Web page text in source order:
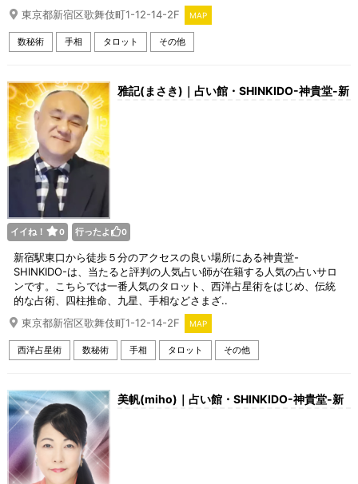
東京都新宿区歌舞伎町1-12-14-2F
MAP
数秘術 手相 タロット その他
雅記(まさき)｜占い館・SHINKIDO-神貴堂-新
イイね！ 0 行ったよ 0
新宿駅東口から徒歩５分のアクセスの良い場所にある神貴堂-
SHINKIDO-は、当たると評判の人気占い師が在籍する人気の占いサロ
ンです。こちらでは一番人気のタロット、西洋占星術をはじめ、伝統
的な占術、四柱推命、九星、手相などさまざ..
東京都新宿区歌舞伎町1-12-14-2F
MAP
西洋占星術 数秘術 手相 タロット その他
美帆(miho)｜占い館・SHINKIDO-神貴堂-新